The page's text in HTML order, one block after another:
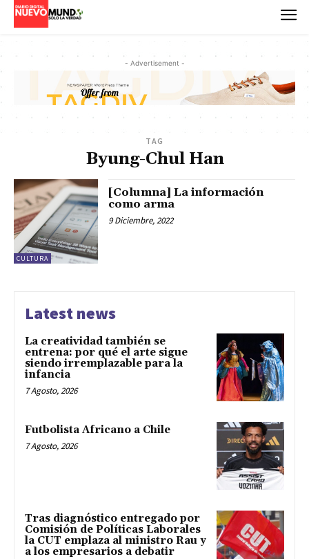
- Advertisement -
TAG
Byung-Chul Han
CULTURA
[Columna] La información
como arma
9 Diciembre, 2022
Latest news
La creatividad también se
entrena: por qué el arte sigue
siendo irremplazable para la
infancia
7 Agosto, 2026
Futbolista Africano a Chile
7 Agosto, 2026
Tras diagnóstico entregado por
Comisión de Políticas Laborales
la CUT emplaza al ministro Rau y
a los empresarios a debatir